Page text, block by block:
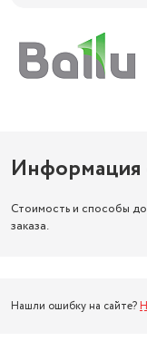
Информация
Стоимость и способы
заказа.
Нашли ошибку на сайте?